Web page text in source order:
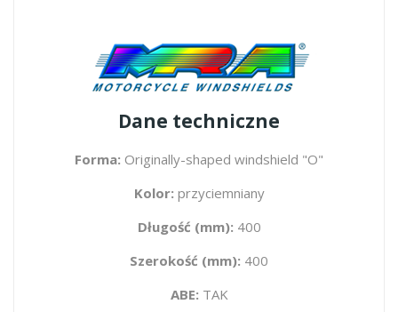
Dane techniczne
Forma: Originally-shaped windshield "O"
Kolor: przyciemniany
Długość (mm): 400
Szerokość (mm): 400
ABE: TAK